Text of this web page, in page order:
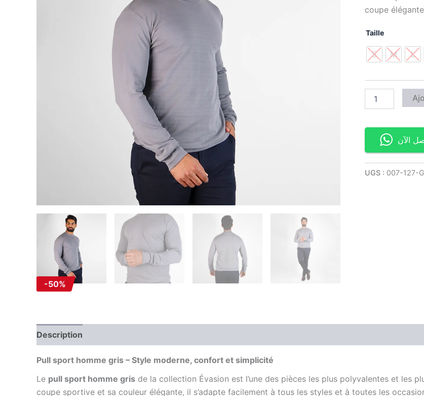
-50%
coupe
Taille
S M L
الآن
UGS : 007-127-
Description
Pull sport homme gris – Style moderne, confort et simplicité
Le pull sport homme gris de la collection Évasion est l’une des pièces les plus polyvalentes et les
coupe sportive et sa couleur élégante, il s’adapte facilement à tous les styles et à toutes les